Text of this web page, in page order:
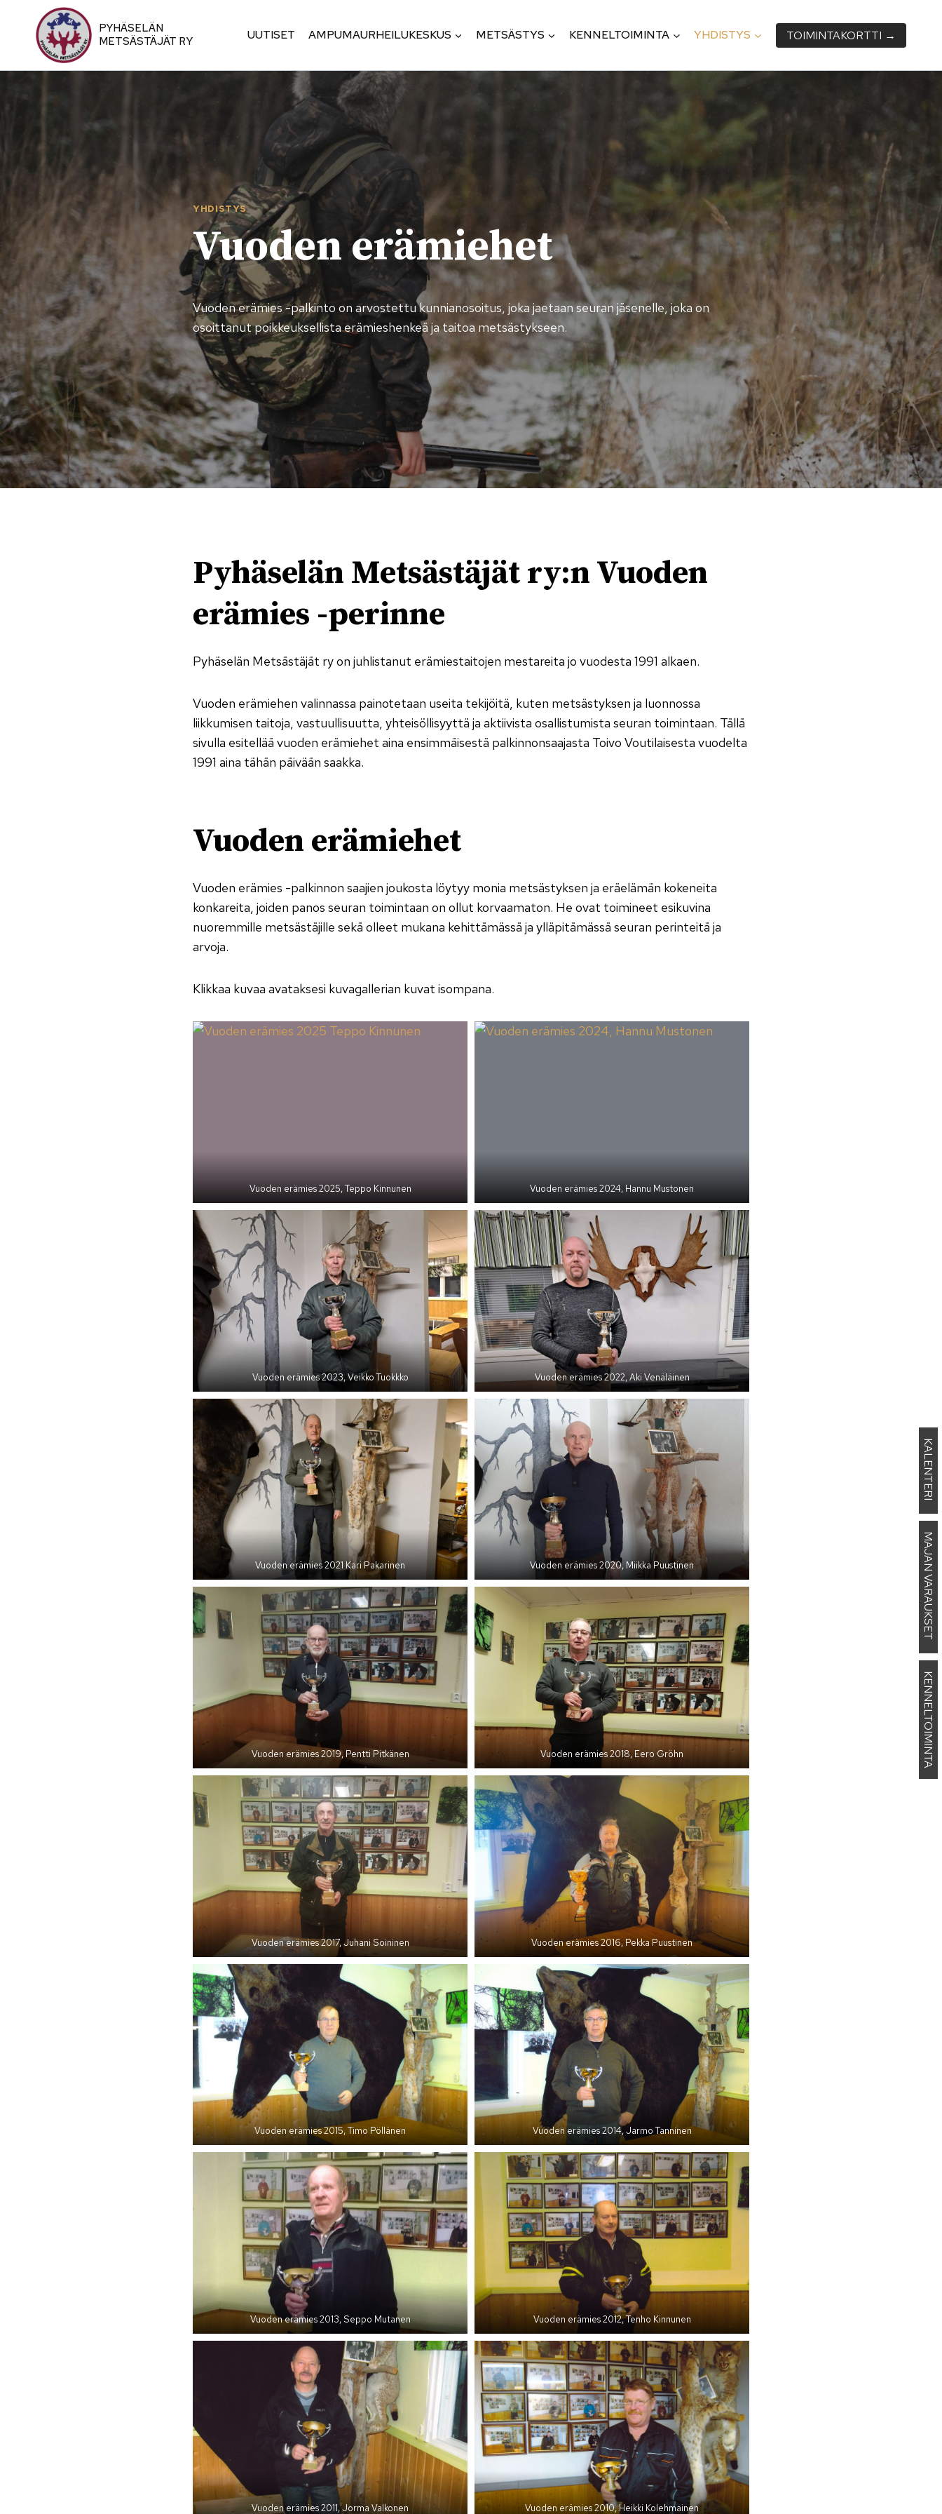
KALENTERI
MAJAN VARAUKSET
KENNELTOIMINTA
sisältöön
PYHÄSELÄN
METSÄSTÄJÄT RY
UUTISET AMPUMAURHEILUKESKUS METSÄSTYS KENNELTOIMINTA YHDISTYS TOIMINTA­KORTTI →
YHDISTYS
Vuoden erämiehet
Vuoden erämies -palkinto on arvostettu kunnianosoitus, joka jaetaan seuran jäsenelle, joka on
osoittanut poikkeuksellista erämieshenkeä ja taitoa metsästykseen.
Pyhäselän Metsästäjät ry:n Vuoden
erämies -perinne
Pyhäselän Metsästäjät ry on juhlistanut erämiestaitojen mestareita jo vuodesta 1991 alkaen.
Vuoden erämiehen valinnassa painotetaan useita tekijöitä, kuten metsästyksen ja luonnossa
liikkumisen taitoja, vastuullisuutta, yhteisöllisyyttä ja aktiivista osallistumista seuran toimintaan. Tällä
sivulla esitellää vuoden erämiehet aina ensimmäisestä palkinnonsaajasta Toivo Voutilaisesta vuodelta
1991 aina tähän päivään saakka.
Vuoden erämiehet
Vuoden erämies -palkinnon saajien joukosta löytyy monia metsästyksen ja eräelämän kokeneita
konkareita, joiden panos seuran toimintaan on ollut korvaamaton. He ovat toimineet esikuvina
nuoremmille metsästäjille sekä olleet mukana kehittämässä ja ylläpitämässä seuran perinteitä ja
arvoja.
Klikkaa kuvaa avataksesi kuvagallerian kuvat isompana.
Vuoden erämies 2025, Teppo Kinnunen Vuoden erämies 2024, Hannu Mustonen
Vuoden erämies 2023, Veikko Tuokkko Vuoden erämies 2022, Aki Venäläinen
Vuoden erämies 2021 Kari Pakarinen Vuoden erämies 2020, Miikka Puustinen
Vuoden erämies 2019, Pentti Pitkänen Vuoden erämies 2018, Eero Gröhn
Vuoden erämies 2017, Juhani Soininen Vuoden erämies 2016, Pekka Puustinen
Vuoden erämies 2015, Timo Pöllänen Vuoden erämies 2014, Jarmo Tanninen
Vuoden erämies 2013, Seppo Mutanen Vuoden erämies 2012, Tenho Kinnunen
Vuoden erämies 2011, Jorma Valkonen Vuoden erämies 2010, Heikki Kolehmainen